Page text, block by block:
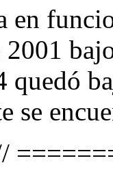
en
2001
quedó
se